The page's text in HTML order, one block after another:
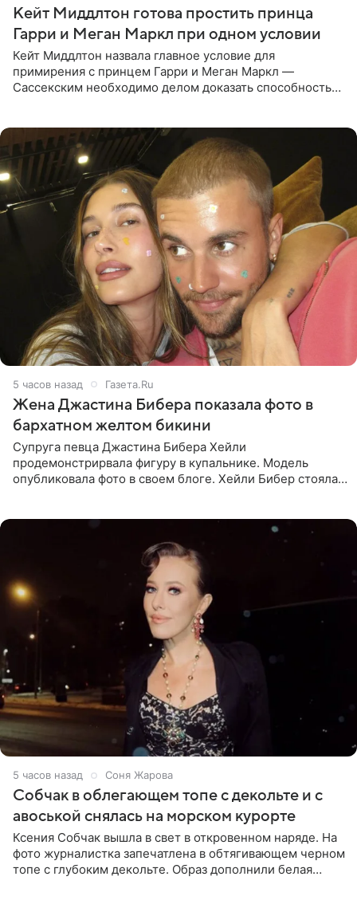
Кейт Миддлтон готова простить принца
Гарри и Меган Маркл при одном условии
Кейт Миддлтон назвала главное условие для
примирения с принцем Гарри и Меган Маркл —
Сассекским необходимо делом доказать способность
5 часов назад Газета.Ru
Жена Джастина Бибера показала фото в
бархатном желтом бикини
Супруга певца Джастина Бибера Хейли
продемонстрирвала фигуру в купальнике. Модель
опубликовала фото в своем блоге. Хейли Бибер стояла
5 часов назад Соня Жарова
Собчак в облегающем топе с декольте и с
авоськой снялась на морском курорте
Ксения Собчак вышла в свет в откровенном наряде. На
фото журналистка запечатлена в обтягивающем черном
топе с глубоким декольте. Образ дополнили белая